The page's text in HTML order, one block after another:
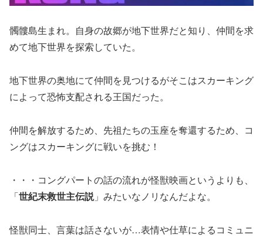
髑髏島生まれ。自身の故郷が地下世界だと知り、仲間を求
めて地下世界を探索していた。
地下世界の奥地にて仲間を見つけるがそこはスカーキング
によって恐怖支配される王国だった。
仲間を解放するため、先祖たちの玉座を奪還するため、コ
ングはスカーキングに戦いを挑む！
・・・コングパートの話の流れが怪獣映画というよりも、
「世紀末救世主伝説」みたいなノリなんだよな。
怪獣同士、言葉は話さないが…表情や仕草によるコミュニ